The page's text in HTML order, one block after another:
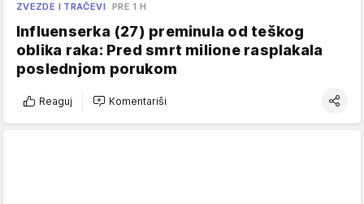
ZVEZDE I TRAČEVI PRE 1 H
Influenserka (27) preminula od teškog
oblika raka: Pred smrt milione rasplakala
poslednjom porukom
Reaguj Komentariši